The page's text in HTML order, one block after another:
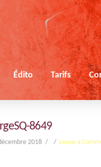
Édito Tarifs
8649
2018 Leave a